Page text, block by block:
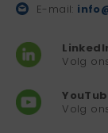
E-mail:
Volg
Volg